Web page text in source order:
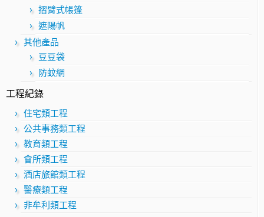
摺臂式帳篷
遮陽帆
其他產品
豆豆袋
防蚊網
工程紀錄
住宅類工程
公共事務類工程
教育類工程
會所類工程
酒店旅館類工程
醫療類工程
非牟利類工程